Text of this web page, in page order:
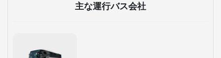
主な運行バス会社